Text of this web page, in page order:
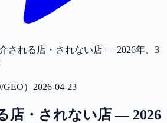
される店・されない店 — 2026年、3
） 2026-04-23
店・されない店 — 2026